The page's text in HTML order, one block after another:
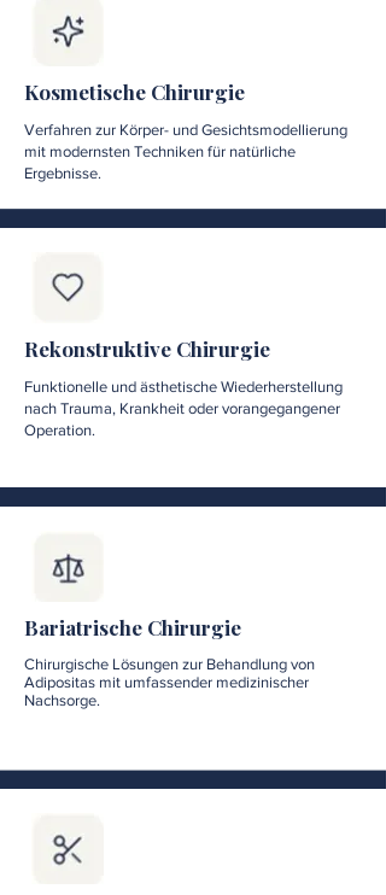
Kosmetische Chirurgie
Verfahren zur Körper- und Gesichtsmodellierung
mit modernsten Techniken für natürliche
Ergebnisse.
Rekonstruktive Chirurgie
Funktionelle und ästhetische Wiederherstellung
nach Trauma, Krankheit oder vorangegangener
Operation.
Bariatrische Chirurgie
Chirurgische Lösungen zur Behandlung von
Adipositas mit umfassender medizinischer
Nachsorge.